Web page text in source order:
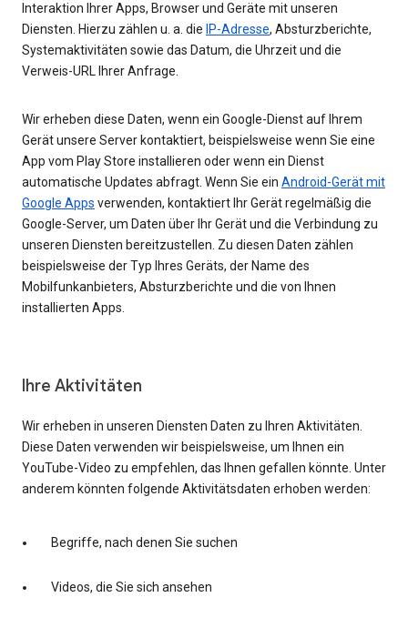
Interaktion Ihrer Apps, Browser und Geräte mit unseren
Diensten. Hierzu zählen u. a. die IP-Adresse, Absturzberichte,
Systemaktivitäten sowie das Datum, die Uhrzeit und die
Verweis-URL Ihrer Anfrage.
Wir erheben diese Daten, wenn ein Google-Dienst auf Ihrem
Gerät unsere Server kontaktiert, beispielsweise wenn Sie eine
App vom Play Store installieren oder wenn ein Dienst
automatische Updates abfragt. Wenn Sie ein Android-Gerät mit
Google Apps verwenden, kontaktiert Ihr Gerät regelmäßig die
Google-Server, um Daten über Ihr Gerät und die Verbindung zu
unseren Diensten bereitzustellen. Zu diesen Daten zählen
beispielsweise der Typ Ihres Geräts, der Name des
Mobilfunkanbieters, Absturzberichte und die von Ihnen
installierten Apps.
Ihre Aktivitäten
Wir erheben in unseren Diensten Daten zu Ihren Aktivitäten.
Diese Daten verwenden wir beispielsweise, um Ihnen ein
YouTube-Video zu empfehlen, das Ihnen gefallen könnte. Unter
anderem könnten folgende Aktivitätsdaten erhoben werden:
Begriffe, nach denen Sie suchen
Videos, die Sie sich ansehen